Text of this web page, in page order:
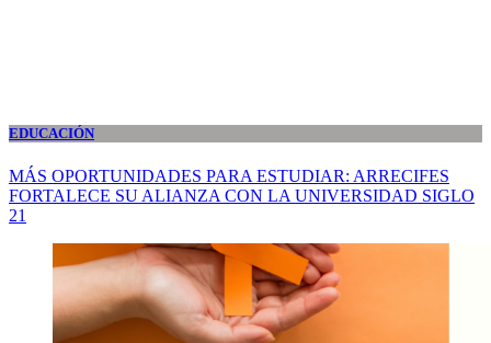
EDUCACIÓN
MÁS OPORTUNIDADES PARA ESTUDIAR: ARRECIFES
FORTALECE SU ALIANZA CON LA UNIVERSIDAD SIGLO
21